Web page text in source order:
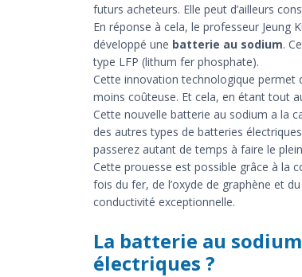
futurs acheteurs. Elle peut d’ailleurs
En réponse à cela, le professeur Jeung
développé une batterie au sodium.
type LFP (lithum fer phosphate).
Cette innovation technologique permet
moins coûteuse. Et cela, en étant tout
Cette nouvelle batterie au sodium a la
des autres types de batteries
passerez autant de temps à faire le
Cette prouesse est possible grâce à la
fois du fer, de l’oxyde de graphène et
conductivité exceptionnelle.
La batterie au
électriques ?